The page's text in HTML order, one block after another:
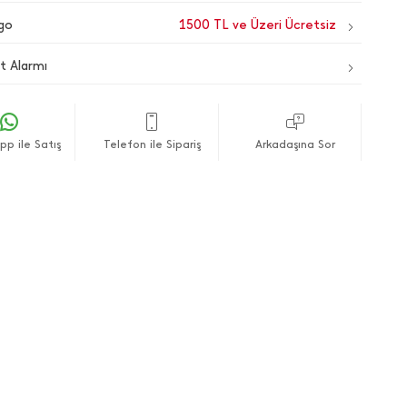
1500 TL ve Üzeri Ücretsiz
Alarmı
ile Satış Telefon ile Sipariş Arkadaşına Sor